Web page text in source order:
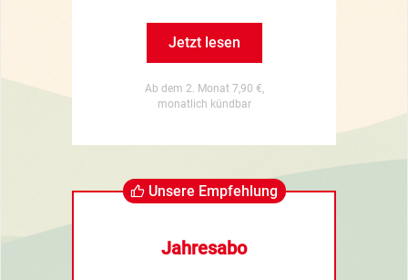
Jetzt lesen
Ab dem 2. Monat 7,90 €,
monatlich kündbar
Unsere Empfehlung
Jahresabo